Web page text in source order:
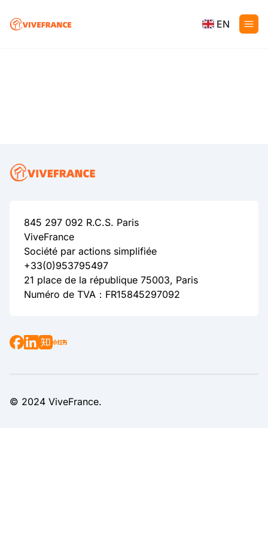
EN
845 297 092 R.C.S. Paris
ViveFrance
Société par actions simplifiée
+33(0)953795497
21 place de la république 75003, Paris
Numéro de TVA：FR15845297092
© 2024 ViveFrance.